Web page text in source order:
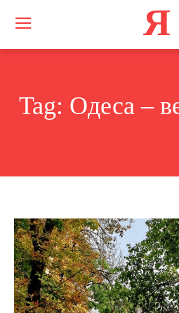
Я
Tag: Одеса –